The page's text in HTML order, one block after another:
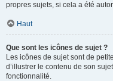
propres sujets, si cela a été
Haut
Que sont les icônes de sujet ?
Les icônes de sujet sont de
d’illustrer le contenu de son
fonctionnalité.